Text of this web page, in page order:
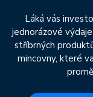
Láká vás
jednorázové
stříbrných
mincovny, které